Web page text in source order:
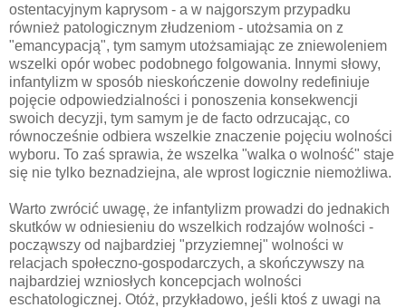
ostentacyjnym kaprysom - a w najgorszym przypadku
również patologicznym złudzeniom - utożsamia on z
"emancypacją", tym samym utożsamiając ze zniewoleniem
wszelki opór wobec podobnego folgowania. Innymi słowy,
infantylizm w sposób nieskończenie dowolny redefiniuje
pojęcie odpowiedzialności i ponoszenia konsekwencji
swoich decyzji, tym samym je de facto odrzucając, co
równocześnie odbiera wszelkie znaczenie pojęciu wolności
wyboru. To zaś sprawia, że wszelka "walka o wolność" staje
się nie tylko beznadziejna, ale wprost logicznie niemożliwa.
Warto zwrócić uwagę, że infantylizm prowadzi do jednakich
skutków w odniesieniu do wszelkich rodzajów wolności -
począwszy od najbardziej "przyziemnej" wolności w
relacjach społeczno-gospodarczych, a skończywszy na
najbardziej wzniosłych koncepcjach wolności
eschatologicznej. Otóż, przykładowo, jeśli ktoś z uwagi na